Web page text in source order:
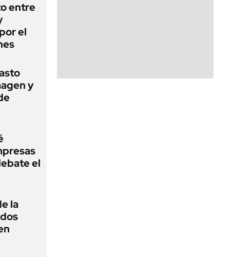
entre
el
y
el
la